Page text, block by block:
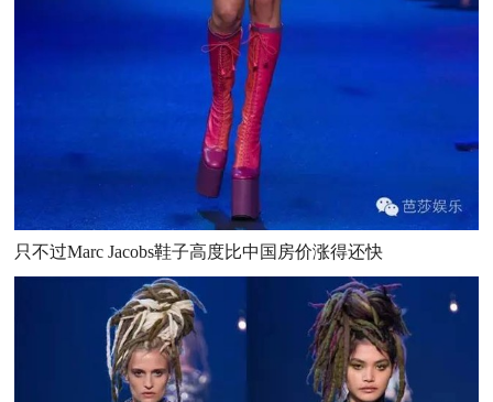
只不过Marc Jacobs鞋子高度比中国房价涨得还快